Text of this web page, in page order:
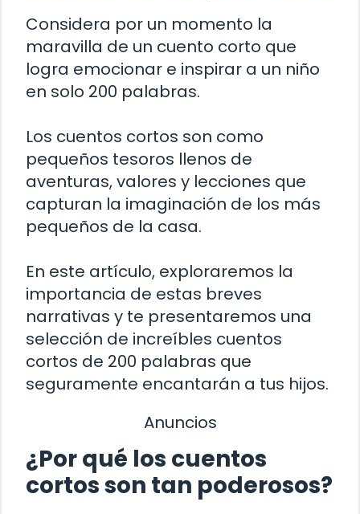
Considera por un momento la
maravilla de un cuento corto que
logra emocionar e inspirar a un niño
en solo 200 palabras.
Los cuentos cortos son como
pequeños tesoros llenos de
aventuras, valores y lecciones que
capturan la imaginación de los más
pequeños de la casa.
En este artículo, exploraremos la
importancia de estas breves
narrativas y te presentaremos una
selección de increíbles cuentos
cortos de 200 palabras que
seguramente encantarán a tus hijos.
Anuncios
¿Por qué los cuentos
cortos son tan poderosos?